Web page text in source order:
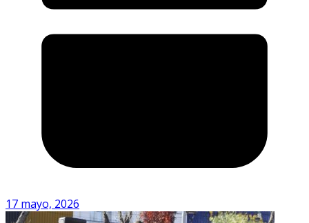
17 mayo, 2026